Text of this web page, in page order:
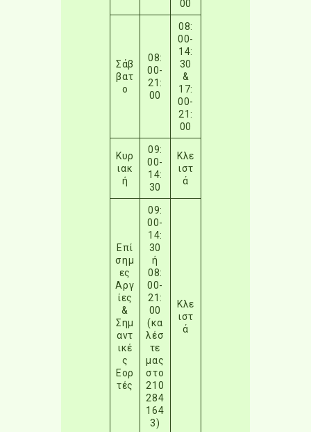
00
Σάβ
βατ
ο
08:
00-
21:
00
08:
00-
14:
30
&
17:
00-
21:
00
Κυρ
ιακ
ή
09:
00-
14:
30
Κλε
ιστ
ά
Επί
σημ
ες
Αργ
ίες
&
Σημ
αντ
ικέ
ς
Εορ
τές
09:
00-
14:
30
ή
08:
00-
21:
00
(κα
λέσ
τε
μας
στο
210
284
164
3)
Κλε
ιστ
ά